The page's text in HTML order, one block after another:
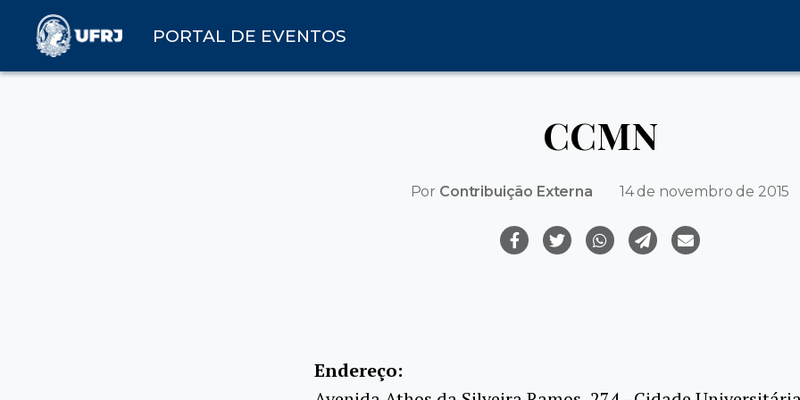
PORTAL DE EVENTOS
CCMN
Por Contribuição Externa 14 de novembro de 2015
Endereço: